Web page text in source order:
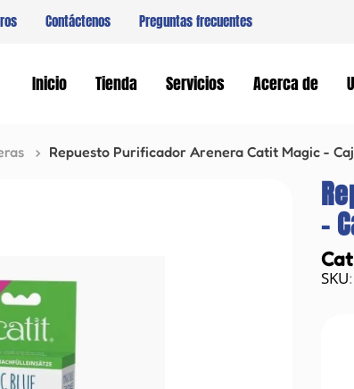
Contáctenos Preguntas frecuentes
Inicio Tienda Servicios Acerca de
Repuesto Purificador Arenera Catit Magic -
-